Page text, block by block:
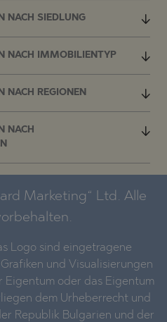
NACH SIEDLUNG
NACH IMMOBILIENTYP
NACH REGIONEN
NACH
Marketing“ Ltd. Alle
Logo sind eingetragene
und Visualisierungen
Eigentum oder das Eigentum
dem Urheberrecht und
Republik Bulgarien und der